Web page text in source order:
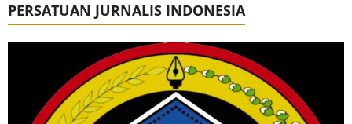
PERSATUAN JURNALIS INDONESIA